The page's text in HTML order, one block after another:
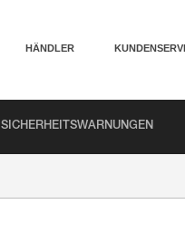
HÄNDLER
SICHERHEITSWARNUNGEN